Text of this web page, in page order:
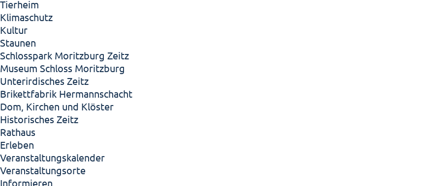
Tierheim
Klimaschutz
Kultur
Staunen
Schlosspark Moritzburg Zeitz
Museum Schloss Moritzburg
Unterirdisches Zeitz
Brikettfabrik Hermannschacht
Dom, Kirchen und Klöster
Historisches Zeitz
Rathaus
Erleben
Veranstaltungskalender
Veranstaltungsorte
Informieren